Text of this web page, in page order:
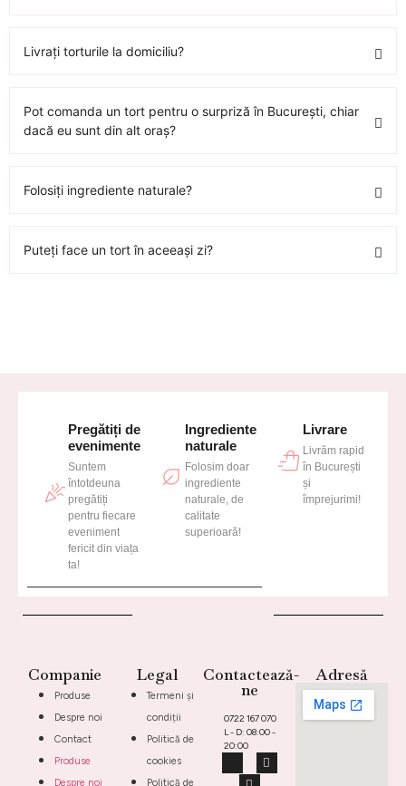
Livrați torturile la domiciliu?
Pot comanda un tort pentru o surpriză în București, chiar
dacă eu sunt din alt oraș?
Folosiți ingrediente naturale?
Puteți face un tort în aceeași zi?
Pregătiți de
evenimente
Suntem
întotdeuna
pregătiți
pentru fiecare
eveniment
fericit din viața
ta!
Ingrediente
naturale
Folosim doar
ingrediente
naturale, de
calitate
superioară!
Livrare
Livrăm rapid
în București
și
împrejurimi!
Contactează-
ne
0722 167 070
L - D: 08:00 -
20:00
Companie
Produse
Despre noi
Contact
Produse
Despre noi
Legal
Termeni și
condiții
Politică de
cookies
Politică de
Adresă